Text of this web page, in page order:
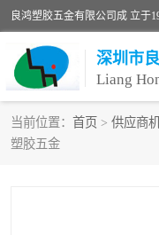
深圳市
当前位置： 首页 > 供应商
塑胶五金
喷油加工